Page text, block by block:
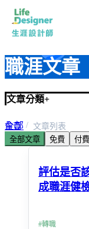
職涯文章
文章分類+
全部
求職技巧
首頁
文章列表
全部文章
免費 付費
評估是否
成職涯健
#轉職